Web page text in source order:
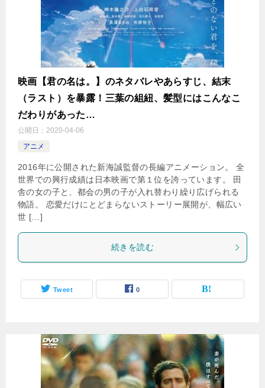
映画【君の名は。】のネタバレやあらすじ、結末
（ラスト）を暴露！三葉の組紐、髪型にはこんなこ
だわりがあった…
公開日： 2020-04-06
アニメ
2016年に公開された新海誠監督の長編アニメーション。 全
世界での興行成績は日本映画で第１位を誇っています。 田
舎の女の子と、都会の男の子が入れ替わり繰り広げられる
物語。 恋愛だけにとどまらないストーリー展開が、幅広い
世 […]
続きを読む
Tweet 0